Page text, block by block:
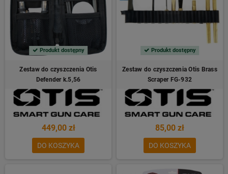
Produkt dostępny
Zestaw do czyszczenia Otis
Defender k.5,56
449,00 zł
DO KOSZYKA
Produkt dostępny
Zestaw do czyszczenia Otis Brass
Scraper FG-932
85,00 zł
DO KOSZYKA